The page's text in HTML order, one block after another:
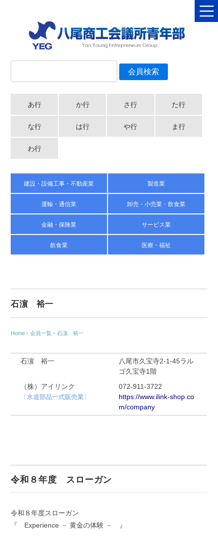
あ行 か行 さ行 た行
な行 は行 や行 ま行
わ行
建設・設備工事・不動産業 製造業
運輸・通信業 卸売・小売業・飲食業
金融・保険業 サービス業
飲食業 医療・福祉
石濵 裕一
Home › 会員一覧 › 石濵 裕一
石濵 裕一
八尾市久宝寺2-1-45ラル
ゴ久宝寺1階
（株）アイリンク
〔水道部品一式販売業〕
072-911-3722
https://www.ilink-shop.co
m/company
令和８年度 スローガン
令和８年度スローガン
『 Experience － 黄金の体験 － 』